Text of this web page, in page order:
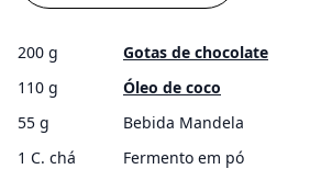
200 g
Gotas de chocolate
110 g
Óleo de coco
55 g
Bebida Mandela
1 C. chá
Fermento em pó